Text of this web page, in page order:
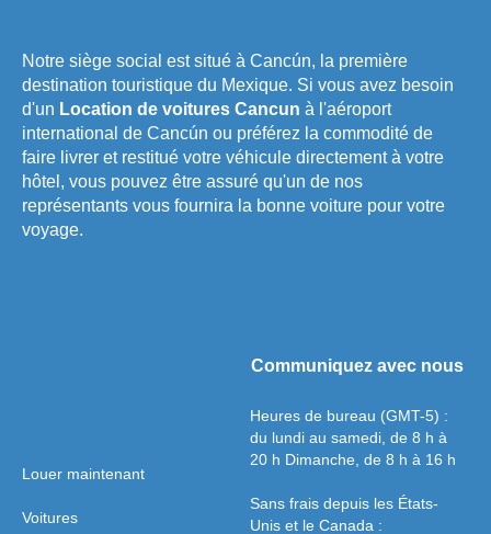
Notre siège social est situé à Cancún, la première
destination touristique du Mexique. Si vous avez besoin
d'un Location de voitures Cancun à l'aéroport
international de Cancún ou préférez la commodité de
faire livrer et restitué votre véhicule directement à votre
hôtel, vous pouvez être assuré qu'un de nos
représentants vous fournira la bonne voiture pour votre
voyage.
Louer maintenant
Voitures
Communiquez avec nous
Heures de bureau (GMT-5) :
du lundi au samedi, de 8 h à
20 h Dimanche, de 8 h à 16 h
Sans frais depuis les États-
Unis et le Canada :